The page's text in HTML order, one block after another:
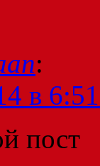
:
в
пост